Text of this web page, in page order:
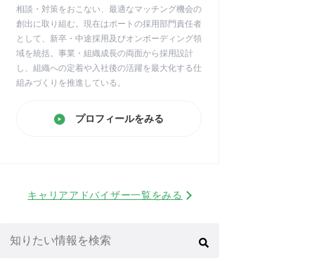
相談・対策をおこない、最適なマッチング機会の
創出に取り組む。現在はポートの採用部門責任者
として、新卒・中途採用及びオンボーディング領
域を統括。事業・組織成長の両面から採用設計
し、組織への定着や入社後の活躍を最大化する仕
組みづくりを推進している。
プロフィールをみる
キャリアアドバイザー一覧をみる